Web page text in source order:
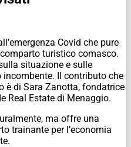
Covid che pure
turistico comasco.
situazione e sulle
Il contributo che
è di Sara Zanotta, fondatrice
Real Estate di Menaggio.
ma offre una
trainante per l’economia